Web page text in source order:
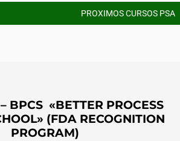
PROXIMOS CURSOS PSA
BPCS «BETTER PROCESS
(FDA RECOGNITION
PROGRAM)